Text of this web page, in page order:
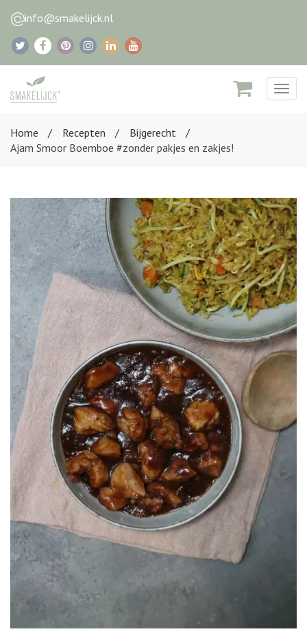
info@smakelijck.nl
Home
Recepten
Bijgerecht
Ajam Smoor Boemboe #zonder pakjes en zakjes!